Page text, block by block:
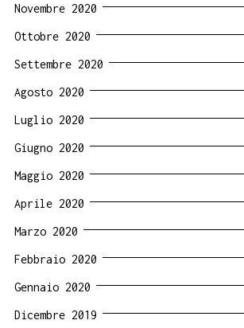
Novembre 2020
Ottobre 2020
Settembre 2020
Agosto 2020
Luglio 2020
Giugno 2020
Maggio 2020
Aprile 2020
Marzo 2020
Febbraio 2020
Gennaio 2020
Dicembre 2019